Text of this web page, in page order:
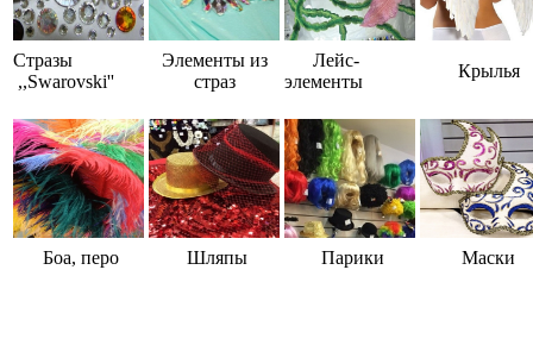
Стразы
,,Swarovski''
Элементы из
страз
Лейс-
элементы
Крылья
Боа, перо Шляпы Парики Маски